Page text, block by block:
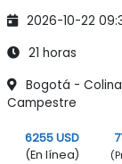
2026-10-22
21 horas
Bogotá - Colina
Campestre
6255 USD
(En línea)